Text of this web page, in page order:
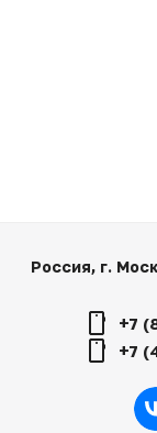
Россия, г.
+7
+7